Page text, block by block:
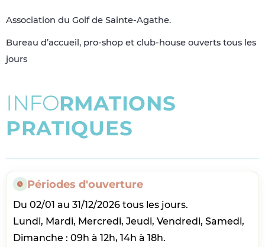
Association du Golf de Sainte-Agathe.
Bureau d’accueil, pro-shop et club-house ouverts tous les
jours
INFORMATIONS
PRATIQUES
Périodes d'ouverture
Du 02/01 au 31/12/2026 tous les jours.
Lundi, Mardi, Mercredi, Jeudi, Vendredi, Samedi,
Dimanche : 09h à 12h, 14h à 18h.